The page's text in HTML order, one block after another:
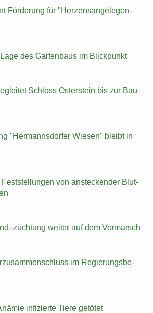
För­de­rung für "Her­zens­an­ge­le­gen­
des Gar­ten­baus im Blick­punkt
Schloss Os­ter­stein bis zur Bau­
"Her­manns­dor­fer Wie­sen" bleibt in
Fest­stel­lun­gen von an­ste­cken­der Blut­
-​züchtung wei­ter auf dem Vor­marsch
im Re­gie­rungs­be­
in­fi­zier­te Tiere ge­tö­tet